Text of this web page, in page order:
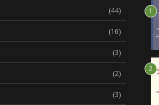
(44)
(16)
(3)
(2)
(3)
1
2